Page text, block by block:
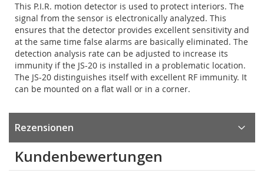
This P.I.R. motion detector is used to protect interiors. The
signal from the sensor is electronically analyzed. This
ensures that the detector provides excellent sensitivity and
at the same time false alarms are basically eliminated. The
detection analysis rate can be adjusted to increase its
immunity if the JS-20 is installed in a problematic location.
The JS-20 distinguishes itself with excellent RF immunity. It
can be mounted on a flat wall or in a corner.
Rezensionen
Kundenbewertungen